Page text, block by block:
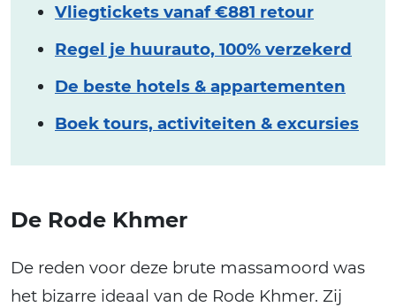
Vliegtickets vanaf €881 retour
Regel je huurauto, 100% verzekerd
De beste hotels & appartementen
Boek tours, activiteiten & excursies
De Rode Khmer
De reden voor deze brute massamoord was
het bizarre ideaal van de Rode Khmer. Zij